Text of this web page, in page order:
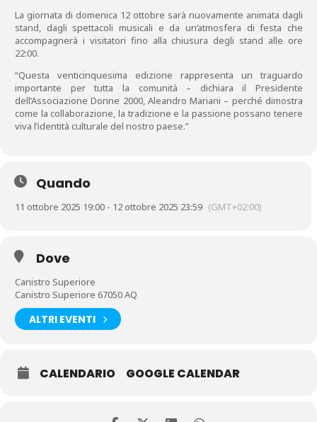
La giornata di domenica 12 ottobre sarà nuovamente animata dagli
stand, dagli spettacoli musicali e da un’atmosfera di festa che
accompagnerà i visitatori fino alla chiusura degli stand alle ore
22:00.
“Questa venticinquesima edizione rappresenta un traguardo
importante per tutta la comunità – dichiara il Presidente
dell’Associazione Donne 2000, Aleandro Mariani – perché dimostra
come la collaborazione, la tradizione e la passione possano tenere
viva l’identità culturale del nostro paese.”
Quando
11 ottobre 2025 19:00 - 12 ottobre 2025 23:59 (GMT+02:00)
Dove
Canistro Superiore
Canistro Superiore 67050 AQ
ALTRI EVENTI
CALENDARIO GOOGLE CALENDAR